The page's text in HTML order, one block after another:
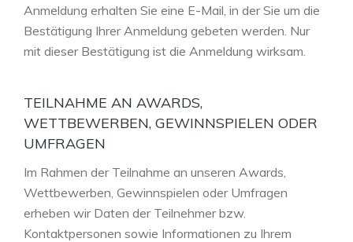
Anmeldung erhalten Sie eine E-Mail, in der Sie um die
Bestätigung Ihrer Anmeldung gebeten werden. Nur
mit dieser Bestätigung ist die Anmeldung wirksam.
TEILNAHME AN AWARDS,
WETTBEWERBEN, GEWINNSPIELEN ODER
UMFRAGEN
Im Rahmen der Teilnahme an unseren Awards,
Wettbewerben, Gewinnspielen oder Umfragen
erheben wir Daten der Teilnehmer bzw.
Kontaktpersonen sowie Informationen zu Ihrem